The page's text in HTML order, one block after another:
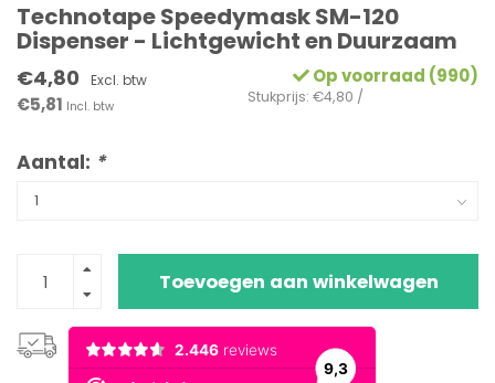
Technotape Speedymask SM-120
Dispenser - Lichtgewicht en Duurzaam
€4,80 Excl. btw
€5,81 Incl. btw
Op voorraad (990)
Stukprijs: €4,80 /
Aantal: *
Toevoegen aan winkelwagen